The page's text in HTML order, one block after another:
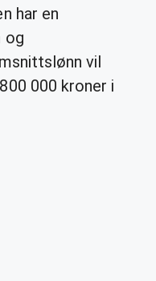
har en
og
vil
000 kroner i